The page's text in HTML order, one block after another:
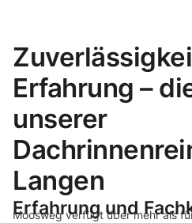
Erfahrung –
unserer
Langen
Erfahrung und
Moosweg verfügt über mehr als